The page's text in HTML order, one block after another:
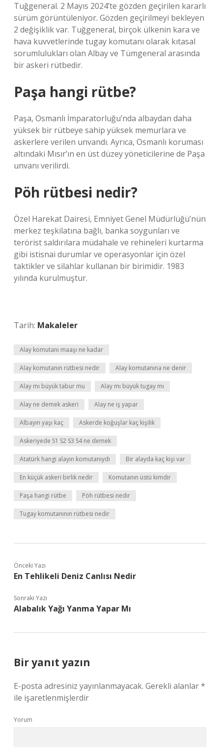
Tuğgeneral. 2 Mayıs 2024’te gözden geçirilen kararlı
sürüm görüntüleniyor. Gözden geçirilmeyi bekleyen
2 değişiklik var. Tuğgeneral, birçok ülkenin kara ve
hava kuvvetlerinde tugay komutanı olarak kıtasal
sorumlulukları olan Albay ve Tümgeneral arasında
bir askeri rütbedir.
Paşa hangi rütbe?
Paşa, Osmanlı İmparatorluğu’nda albaydan daha
yüksek bir rütbeye sahip yüksek memurlara ve
askerlere verilen unvandı. Ayrıca, Osmanlı koruması
altındaki Mısır’ın en üst düzey yöneticilerine de Paşa
unvanı verilirdi.
Pöh rütbesi nedir?
Özel Harekat Dairesi, Emniyet Genel Müdürlüğü’nün
merkez teşkilatına bağlı, banka soygunları ve
terörist saldırılara müdahale ve rehineleri kurtarma
gibi istisnai durumlar ve operasyonlar için özel
taktikler ve silahlar kullanan bir birimidir. 1983
yılında kurulmuştur.
Tarih: Makaleler
Alay komutanı maaşı ne kadar
Alay komutanın rütbesi nedir Alay komutanına ne denir
Alay mı büyük tabur mu Alay mı büyük tugay mı
Alay ne demek askeri Alay ne iş yapar
Albayın yaşı kaç Askerde koğuşlar kaç kişilik
Askeriyede S1 S2 S3 S4 ne demek
Atatürk hangi alayın komutanıydı Bir alayda kaç kişi var
En küçük askeri birlik nedir Komutanın üstü kimdir
Paşa hangi rütbe Pöh rütbesi nedir
Tugay komutanının rütbesi nedir
Önceki Yazı
En Tehlikeli Deniz Canlısı Nedir
Sonraki Yazı
Alabalık Yağı Yanma Yapar Mı
Bir yanıt yazın
E-posta adresiniz yayınlanmayacak. Gerekli alanlar*
ile işaretlenmişlerdir
Yorum